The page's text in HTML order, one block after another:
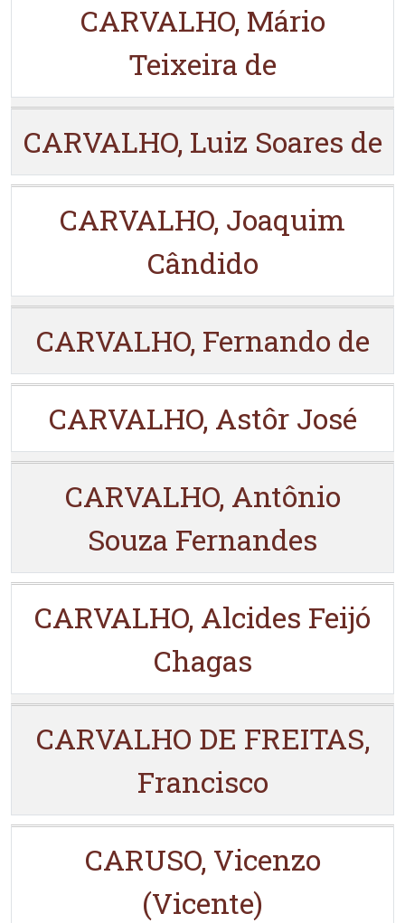
CARVALHO, Mário
Teixeira de
CARVALHO, Luiz Soares de
CARVALHO, Joaquim
Cândido
CARVALHO, Fernando de
CARVALHO, Astôr José
CARVALHO, Antônio
Souza Fernandes
CARVALHO, Alcides Feijó
Chagas
CARVALHO DE FREITAS,
Francisco
CARUSO, Vicenzo
(Vicente)